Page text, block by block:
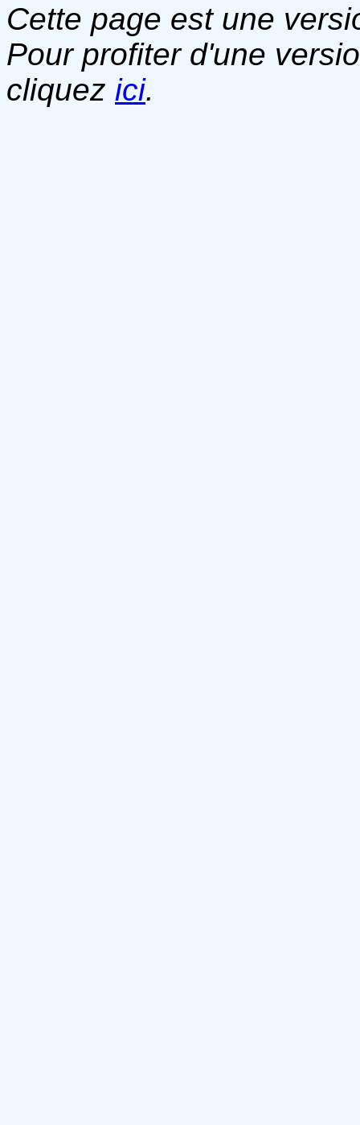
Cette page est une
Pour profiter d'une
cliquez ici.